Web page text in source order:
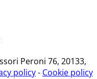
Peroni 76, 20133,
policy- Cookie policy